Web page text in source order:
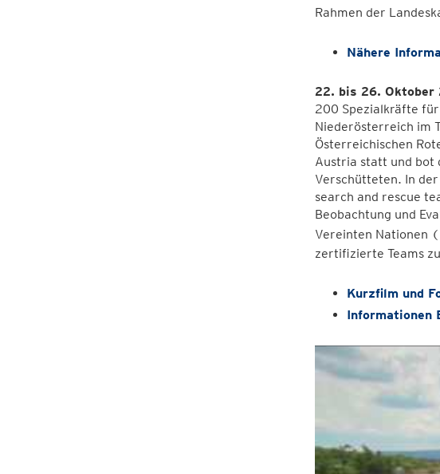
Rahmen der
Nähere
22. bis 26. Oktober
200 Spezialkräfte
Niederösterreich im
Österreichischen
Austria statt und bot
Verschütteten. In
search and rescue
Beobachtung und
Vereinten Nationen (
zertifizierte Teams
Kurzfilm und
Informationen